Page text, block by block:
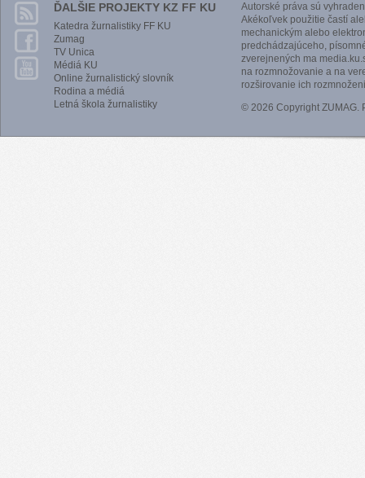
ĎALŠIE PROJEKTY KZ FF KU
Katedra žurnalistiky FF KU
Zumag
TV Unica
Médiá KU
Online žurnalistický slovník
Rodina a médiá
Letná škola žurnalistiky
Autorské práva sú
Akékoľvek použitie častí
mechanickým alebo
predchádzajúceho,
zverejnených ma
na rozmnožovanie a na
rozširovanie ich
© 2026 Copyright ZUMAG.